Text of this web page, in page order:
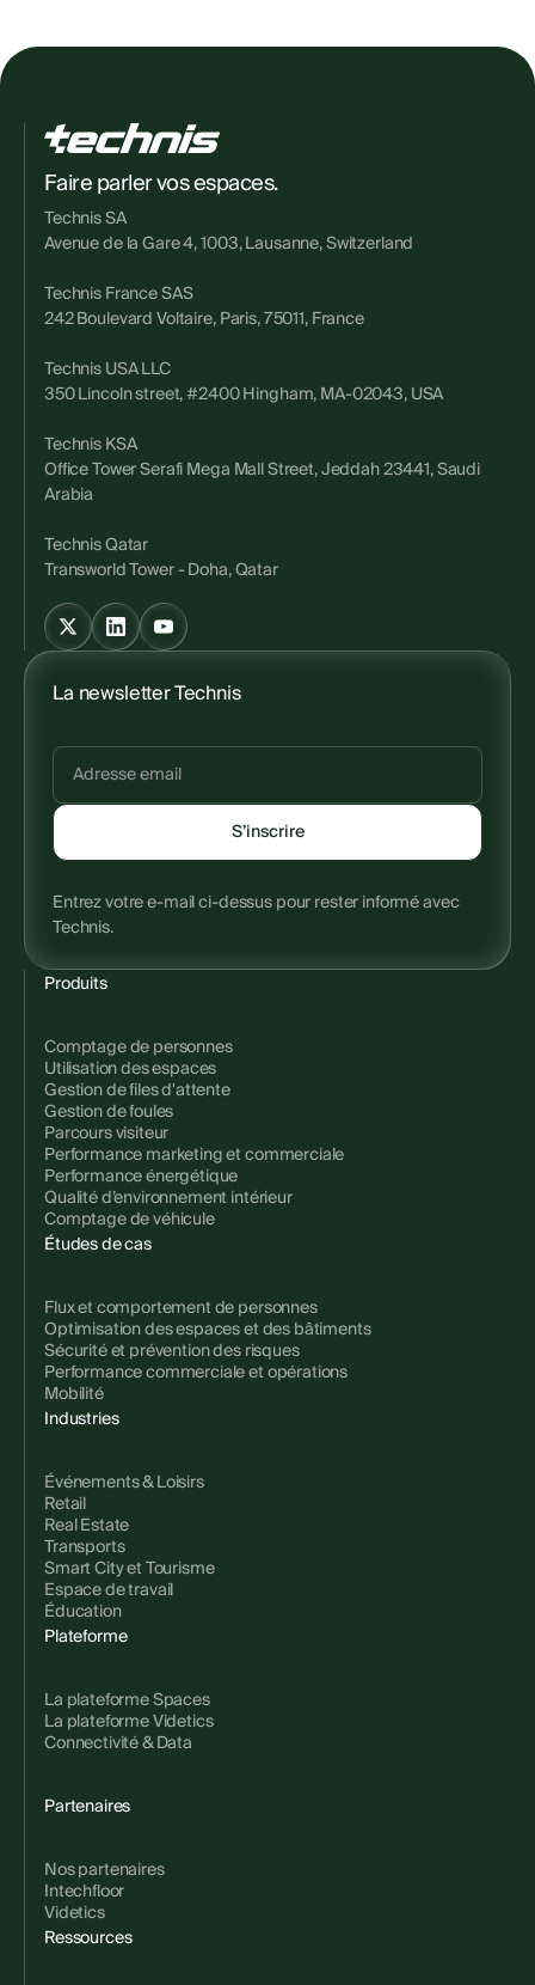
Faire parler vos espaces.
Technis SA
Avenue de la Gare 4, 1003, Lausanne, Switzerland
Technis France SAS
242 Boulevard Voltaire, Paris, 75011, France
Technis USA LLC
350 Lincoln street, #2400 Hingham, MA-02043, USA
Technis KSA
Office Tower Serafi Mega Mall Street, Jeddah 23441, Saudi
Arabia
Technis Qatar
Transworld Tower - Doha, Qatar
La newsletter Technis
Entrez votre e-mail ci-dessus pour rester informé avec
Technis.
Produits
Comptage de personnes
Utilisation des espaces
Gestion de files d'attente
Gestion de foules
Parcours visiteur
Performance marketing et commerciale
Performance énergétique
Qualité d’environnement intérieur
Comptage de véhicule
Études de cas
Flux et comportement de personnes
Optimisation des espaces et des bâtiments
Sécurité et prévention des risques
Performance commerciale et opérations
Mobilité
Industries
Événements & Loisirs
Retail
Real Estate
Transports
Smart City et Tourisme
Espace de travail
Éducation
Plateforme
La plateforme Spaces
La plateforme Videtics
Connectivité & Data
Partenaires
Nos partenaires
Intechfloor
Videtics
Ressources